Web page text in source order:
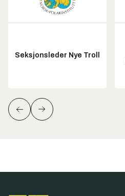
Seksjonsleder Nye Troll